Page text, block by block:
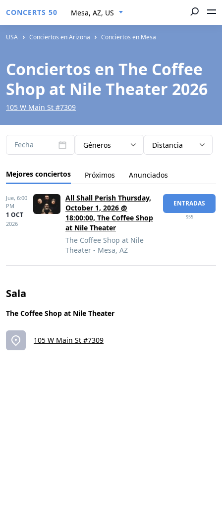
CONCERTS 50 Mesa, AZ, US
USA Conciertos en Arizona Conciertos en Mesa
Conciertos en The Coffee
Shop at Nile Theater 2026
105 W Main St #7309
Fecha Géneros Distancia
Mejores conciertos Próximos Anunciados
Jue, 6:00
PM
1 OCT
2026
All Shall Perish Thursday,
October 1, 2026 @
18:00:00, The Coffee Shop
at Nile Theater
The Coffee Shop at Nile
Theater - Mesa, AZ
ENTRADAS
$55
Sala
The Coffee Shop at Nile Theater
105 W Main St #7309